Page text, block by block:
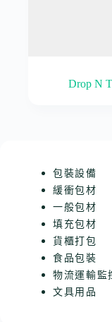
Drop N
包裝設備
緩衝包材
一般包材
填充包材
貨櫃打包
食品包裝
物流運輸監
文具用品